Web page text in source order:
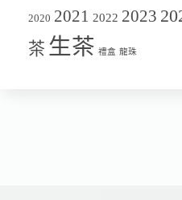
2020 2021 2022 2023
茶 生茶 禮盒 龍珠